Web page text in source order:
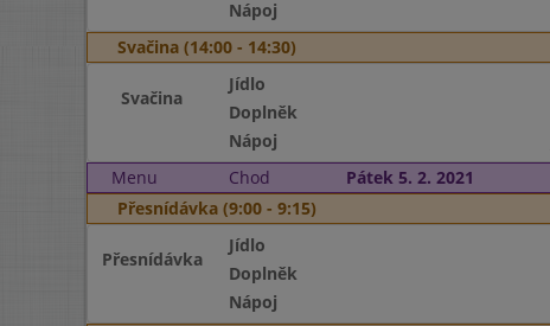
Nápoj
Svačina (14:00 - 14:30)
Svačina
Jídlo
Doplněk
Nápoj
Menu
Chod Pátek 5. 2. 2021
Přesnídávka (9:00 - 9:15)
Přesnídávka
Jídlo
Doplněk
Nápoj